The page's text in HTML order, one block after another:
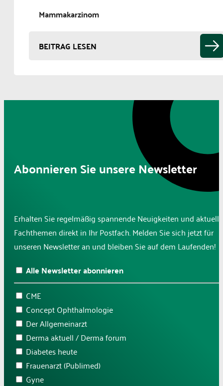
Mammakarzinom
BEITRAG LESEN
Abonnieren Sie unsere Newsletter
Erhalten Sie regelmäßig spannende Neuigkeiten und aktuelle
Fachthemen direkt in Ihr Postfach. Melden Sie sich jetzt für
unseren Newsletter an und bleiben Sie auf dem Laufenden!
Alle Newsletter abonnieren
CME
Concept Ophthalmologie
Der Allgemeinarzt
Derma aktuell / Derma forum
Diabetes heute
Frauenarzt (Publimed)
Gyne